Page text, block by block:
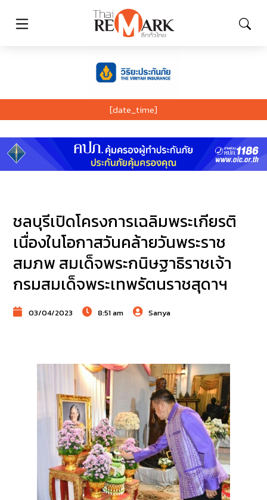
[date_time]
ชลบุรีเปิดโครงการเฉลิมพระเกียรติ
เนื่องในโอกาสวันคล้ายวันพระราช
สมภพ สมเด็จพระกนิษฐาธิราชเจ้า
กรมสมเด็จพระเทพรัตนราชสุดาฯ
03/04/2023 8:51 am Sanya